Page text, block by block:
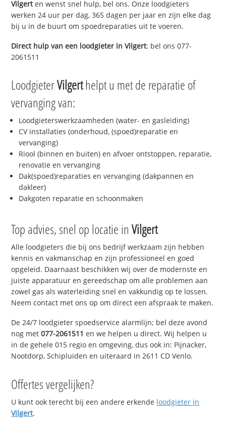
Vilgerten wenst snel hulp, bel ons. Onze loodgieters
werken 24 uur per dag, 365 dagen per jaar en zijn elke dag
bij u in de buurt om spoedreparaties uit te voeren.
Direct hulp van een loodgieter inVilgert: bel ons 077-
2061511
LoodgieterVilgerthelpt u met de reparatie of
vervanging van:
Loodgieterswerkzaamheden (water- en gasleiding)
CV installaties (onderhoud, (spoed)reparatie en
vervanging)
Riool (binnen en buiten) en afvoer ontstoppen, reparatie,
renovatie en vervanging
Dak(spoed)reparaties en vervanging (dakpannen en
dakleer)
Dakgoten reparatie en schoonmaken
Top advies, snel op locatie inVilgert
Alle loodgieters die bij ons bedrijf werkzaam zijn hebben
kennis en vakmanschap en zijn professioneel en goed
opgeleid. Daarnaast beschikken wij over de modernste en
juiste apparatuur en gereedschap om alle problemen aan
zowel gas als waterleiding snel en vakkundig op te lossen.
Neem contact met ons op om direct een afspraak te maken.
De 24/7 loodgieter spoedservice alarmlijn; bel deze avond
nog met077-2061511 en we helpen u direct. Wij helpen u
in de gehele 015 regio en omgeving, dus ook in: Pijnacker,
Nootdorp, Schipluiden en uiteraard in 2611 CD Venlo.
Offertes vergelijken?
U kunt ook terecht bij een andere erkende loodgieter in
Vilgert.